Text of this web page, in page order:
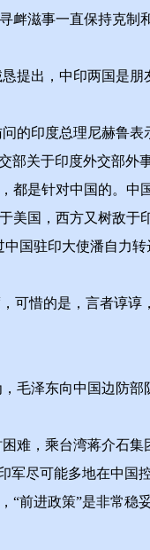
衅滋事一直保持克制
出，中印两国是朋
印度总理尼赫鲁表
部关于印度外交部
都是针对中国的。
国，西方又树敌于
国驻印大使潘自力
惜的是，言者谆谆
泽东向中国边防部
，乘台湾蒋介石集
军尽可能多地在中
“前进政策”是非常稳